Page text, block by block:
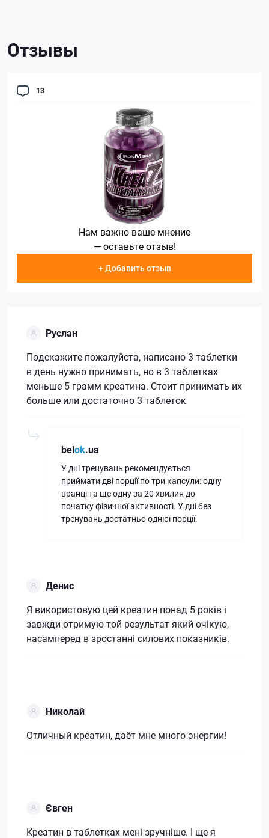
Отзывы
13
Нам важно ваше мнение
— оставьте отзыв!
+ Добавить отзыв
Руслан
Подскажите пожалуйста, написано 3 таблетки
в день нужно принимать, но в 3 таблетках
меньше 5 грамм креатина. Стоит принимать их
больше или достаточно 3 таблеток
belok.ua
У дні тренувань рекомендується
приймати дві порції по три капсули: одну
вранці та ще одну за 20 хвилин до
початку фізичної активності. У дні без
тренувань достатньо однієї порції.
Денис
Я використовую цей креатин понад 5 років і
завжди отримую той результат який очікую,
насамперед в зростанні силових показників.
Николай
Отличный креатин, даёт мне много энергии!
Євген
Креатин в таблетках мені зручніше. І ще я